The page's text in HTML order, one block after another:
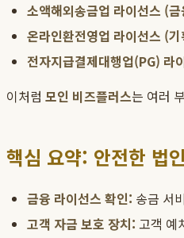
소액해외송금업 라이선스 (
온라인환전영업 라이선스 (
전자지급결제대행업(PG) 라
이처럼 모인 비즈플러스는 여러
핵심 요약: 안전한 법
금융 라이선스 확인: 송금 서
고객 자금 보호 장치: 고객 예